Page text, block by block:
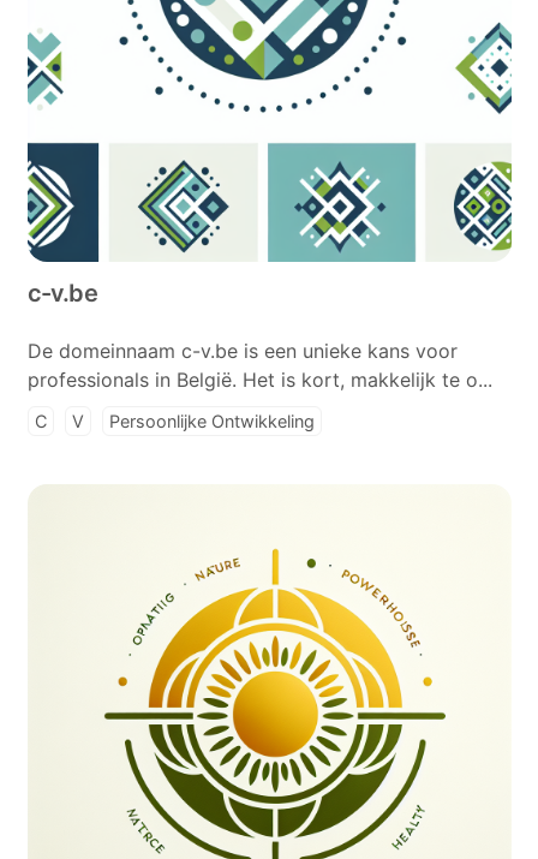
c-v.be
De domeinnaam c-v.be is een unieke kans voor
professionals in België. Het is kort, makkelijk te o...
C V Persoonlijke Ontwikkeling